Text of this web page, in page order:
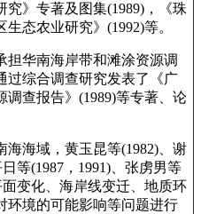
究》专著及图集(1989)，《珠
态农业研究》(1992)等。
担华南海岸带和滩涂资源调
过综合调查研究发表了《广
调查报告》(1989)等专著、论
海海域，黄玉昆等(1982)、谢
等(1987，1991)、张虏男等
变化、海岸线变迁、地质环
环境的可能影响等问题进行